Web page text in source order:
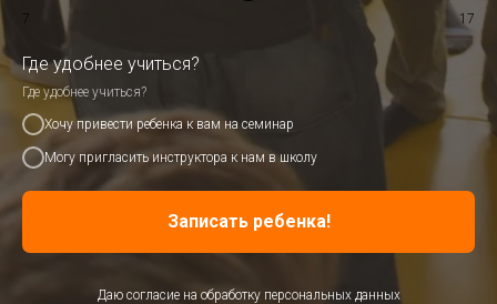
7 17
Где удобнее учиться?
Где удобнее учиться?
Хочу привести ребенка к вам на семинар
Могу пригласить инструктора к нам в школу
Записать ребенка!
Даю согласие на обработку персональных данных